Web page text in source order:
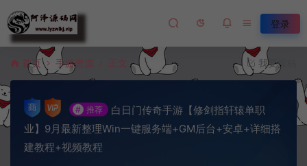
登录
首页 手游资源 正文 我要投稿
# 推荐
白日门传奇手游【修剑指轩辕单职
业】9月最新整理Win一键服务端+GM后台+安卓+详细搭
建教程+视频教程